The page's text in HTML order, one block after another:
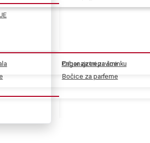
Pribor za trepavice
Organajzeri za šminku
Bočice za parfeme